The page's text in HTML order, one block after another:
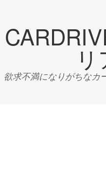
リ
欲求不満になりがちなカ